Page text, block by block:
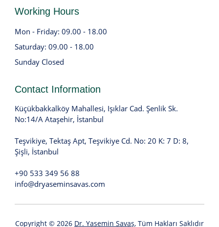
Working Hours
Mon - Friday: 09.00 - 18.00
Saturday: 09.00 - 18.00
Sunday Closed
Contact Information
Küçükbakkalköy Mahallesi, Işıklar Cad. Şenlik Sk.
No:14/A Ataşehir, İstanbul
Teşvikiye, Tektaş Apt, Teşvikiye Cd. No: 20 K: 7 D: 8,
Şişli, İstanbul
+90 533 349 56 88
info@dryaseminsavas.com
Copyright © 2026 Dr. Yasemin Savaş, Tüm Hakları Saklıdır